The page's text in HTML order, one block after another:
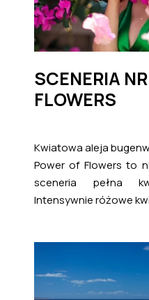
SCENERIA
FLOWERS
Kwiatowa aleja
Power of Flowers to
sceneria pełna
Intensywnie różowe